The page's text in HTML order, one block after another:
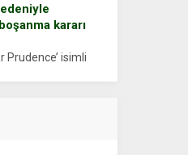
kararı
Prudence’ isimli